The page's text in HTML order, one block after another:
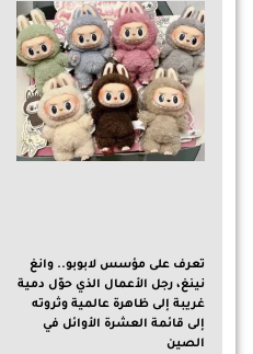
تعرف على مؤسس لابوبو.. وانغ
نينغ، رجل الأعمال الذي حوّل دمية
غريبة إلى ظاهرة عالمية وثروته
إلى قائمة العشرة الأوائل في
الصين